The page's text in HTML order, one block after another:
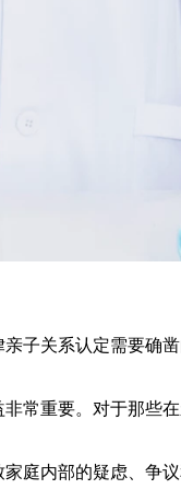
子关系认定需要确
常重要。对于那些
庭内部的疑虑、争